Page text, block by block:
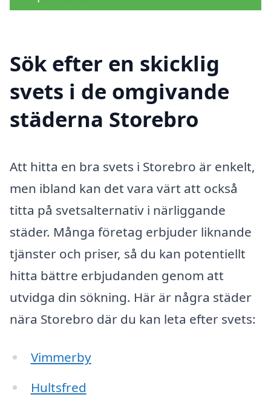
Sök efter en skicklig
svets i de omgivande
städerna Storebro
Att hitta en bra svets i Storebro är enkelt,
men ibland kan det vara värt att också
titta på svetsalternativ i närliggande
städer. Många företag erbjuder liknande
tjänster och priser, så du kan potentiellt
hitta bättre erbjudanden genom att
utvidga din sökning. Här är några städer
nära Storebro där du kan leta efter svets:
Vimmerby
Hultsfred